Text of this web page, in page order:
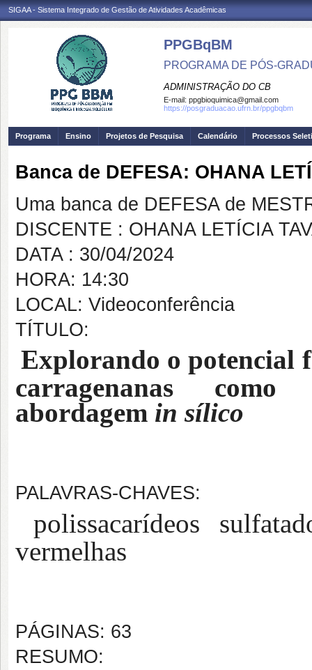
SIGAA - Sistema Integrado de Gestão de Atividades Acadêmicas
PPGBqBM
PROGRAMA DE PÓS-
ADMINISTRAÇÃO DO CB
E-mail: ppgbioquimica@gmail.com
https://posgraduacao.ufrn.br/ppgbqbm
Programa Ensino Projetos de Pesquisa Calendário Processos
Banca de DEFESA: OHANA
Uma banca de DEFESA de
DISCENTE : OHANA LETÍCIA
DATA : 30/04/2024
HORA: 14:30
LOCAL: Videoconferência
TÍTULO:
Explorando o potencial
carragenanas
abordagem in sílico
PALAVRAS-CHAVES:
polissacarídeos
vermelhas
PÁGINAS: 63
RESUMO: